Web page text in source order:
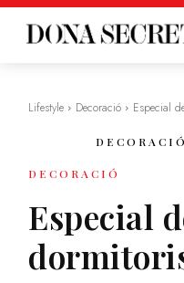
Lifestyle Decoració Especial
DECORACIÓ
DECORACIÓ
Especial